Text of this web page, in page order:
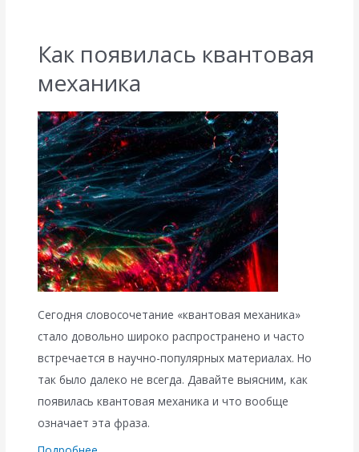
Как появилась квантовая
механика
Сегодня словосочетание «квантовая механика»
стало довольно широко распространено и часто
встречается в научно-популярных материалах. Но
так было далеко не всегда. Давайте выясним, как
появилась квантовая механика и что вообще
означает эта фраза.